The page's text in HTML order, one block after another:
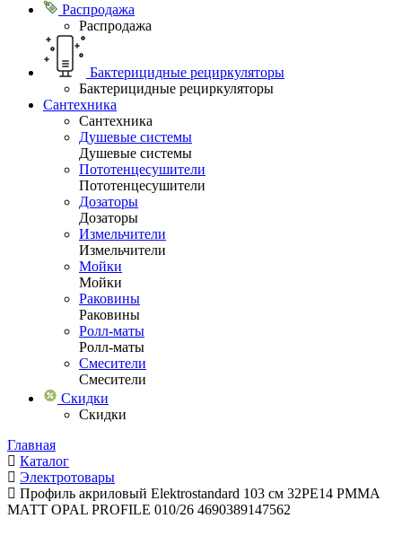
Распродажа
Распродажа
Бактерицидные рециркуляторы
Бактерицидные рециркуляторы
Сантехника
Сантехника
Душевые системы
Душевые системы
Пототенцесушители
Пототенцесушители
Дозаторы
Дозаторы
Измельчители
Измельчители
Мойки
Мойки
Раковины
Раковины
Ролл-маты
Ролл-маты
Смесители
Смесители
Скидки
Скидки
Главная
Каталог
Электротовары
Профиль акриловый Elektrostandard 103 см 32РЕ14 РММА
МАТТ OPAL PROFILE 010/26 4690389147562